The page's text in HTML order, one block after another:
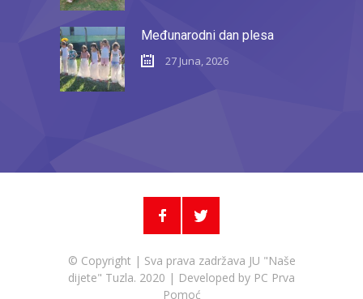
Međunarodni dan plesa
27 Juna, 2026
© Copyright | Sva prava zadržava JU "Naše
dijete" Tuzla. 2020 | Developed by PC Prva
Pomoć